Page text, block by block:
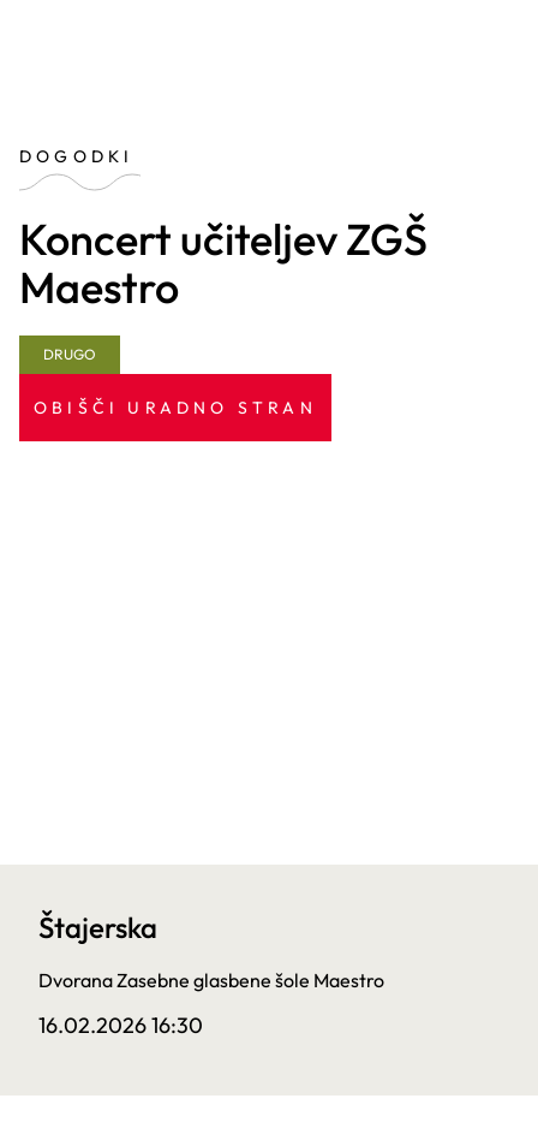
DOGODKI
Koncert učiteljev ZGŠ
Maestro
DRUGO
OBIŠČI URADNO STRAN
Štajerska
Dvorana Zasebne glasbene šole Maestro
16.02.2026 16:30